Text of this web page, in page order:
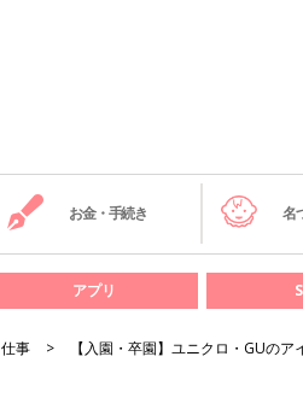
お金・手続き 名
アプリ
仕事 【入園・卒園】ユニクロ・GUの